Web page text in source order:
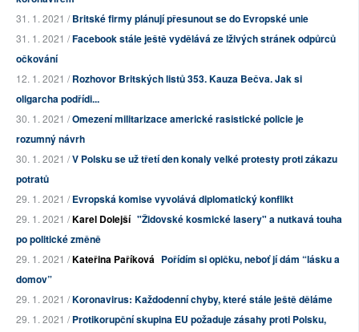
31. 1. 2021 /Britské firmy plánují přesunout se do Evropské unie
31. 1. 2021 /Facebook stále ještě vydělává ze lživých stránek odpůrců
očkování
12. 1. 2021 /Rozhovor Britských listů 353. Kauza Bečva. Jak si
oligarcha podřídi...
30. 1. 2021 /Omezení militarizace americké rasistické policie je
rozumný návrh
30. 1. 2021 /V Polsku se už třetí den konaly velké protesty proti zákazu
potratů
29. 1. 2021 /Evropská komise vyvolává diplomatický konflikt
29. 1. 2021 /Karel Dolejší "Židovské kosmické lasery" a nutkavá touha
po politické změně
29. 1. 2021 /Kateřina Paříková Pořídím si opičku, neboť jí dám “lásku a
domov”
29. 1. 2021 /Koronavirus: Každodenní chyby, které stále ještě děláme
29. 1. 2021 /Protikorupční skupina EU požaduje zásahy proti Polsku,